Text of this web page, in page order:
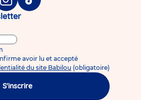
Tiktok
avoir lu et accepté
du site Babilou (obligatoire)
S'inscrire